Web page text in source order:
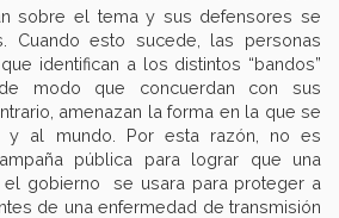
sobre el tema y sus defensores se
Cuando esto sucede, las personas
identifican a los distintos “bandos”
modo que concuerdan con sus
amenazan la forma en la que se
al mundo. Por esta razón, no es
pública para lograr que una
el gobierno se usara para proteger a
de una enfermedad de transmisión